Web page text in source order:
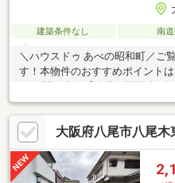
建築条件なし 南
＼ハウスドゥ あべの昭和町／ご
す！本物件のおすすめポイント
な駅近アクセス！周辺にはスー
内に揃う充実した住環境です。
敷地面積約114坪＞約114坪の広
ポイント③＜安心の建築条件な
務店で自由に建築可能です。ご
リーワンの住まいをカタチにで
大阪府八尾市八尾木